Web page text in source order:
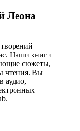
Леона
Наши книги
сюжеты,
чтения. Вы
аудио,